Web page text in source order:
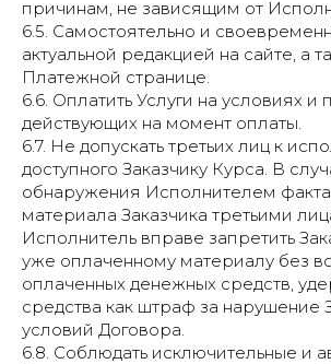
причинам, не зависящим от
6.5. Самостоятельно и
актуальной редакцией на сайте, а
Платежной странице.
6.6. Оплатить Услуги на условиях и
действующих на момент оплаты.
6.7. Не допускать третьих лиц к
доступного Заказчику Курса. В
обнаружения Исполнителем
материала Заказчика третьими
Исполнитель вправе запретить
уже оплаченному материалу без
оплаченных денежных средств,
средства как штраф за нарушение
условий Договора.
6.8. Соблюдать исключительные и